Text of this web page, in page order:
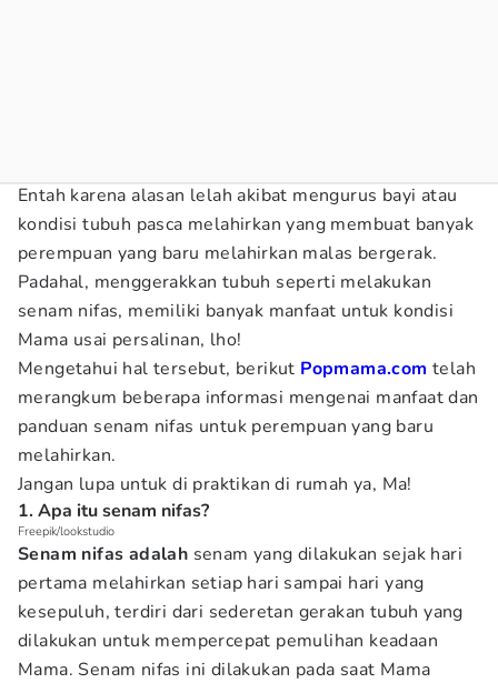
Entah karena alasan lelah akibat mengurus bayi atau
kondisi tubuh pasca melahirkan yang membuat banyak
perempuan yang baru melahirkan malas bergerak.
Padahal, menggerakkan tubuh seperti melakukan
senam nifas, memiliki banyak manfaat untuk kondisi
Mama usai persalinan, lho!
Mengetahui hal tersebut, berikut Popmama.com telah
merangkum beberapa informasi mengenai manfaat dan
panduan senam nifas untuk perempuan yang baru
melahirkan.
Jangan lupa untuk di praktikan di rumah ya, Ma!
1. Apa itu senam nifas?
Freepik/lookstudio
Senam nifas adalah senam yang dilakukan sejak hari
pertama melahirkan setiap hari sampai hari yang
kesepuluh, terdiri dari sederetan gerakan tubuh yang
dilakukan untuk mempercepat pemulihan keadaan
Mama. Senam nifas ini dilakukan pada saat Mama